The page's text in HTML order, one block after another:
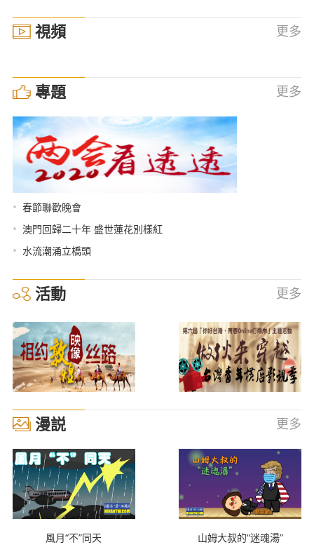
視頻 更多
專題 更多
• 春節聯歡晚會
• 澳門回歸二十年 盛世蓮花別樣紅
• 水流潮涌立橋頭
活動 更多
漫説 更多
風月“不”同天 山姆大叔的“迷魂湯”